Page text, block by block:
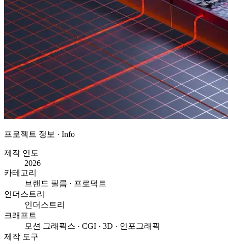
프로젝트 정보 · Info
제작 연도
2026
카테고리
브랜드 필름 · 프로덕트
인더스트리
인더스트리
크래프트
모션 그래픽스 · CGI · 3D · 인포그래픽
제작 도구